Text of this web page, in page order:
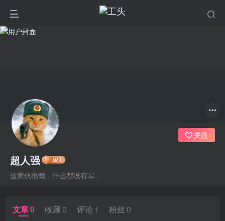
超人强
这家伙很懒，什么都没有写...
关注
文章0 收藏 0 评论 1 粉丝 0